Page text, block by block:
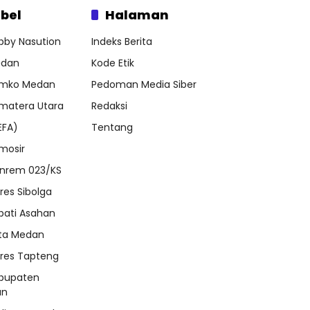
Nasution
Medan
Utara
023/KS
Sibolga
Asahan
Medan
Tapteng
Halaman
Indeks Berita
Kode Etik
Pedoman Media Siber
Redaksi
Tentang